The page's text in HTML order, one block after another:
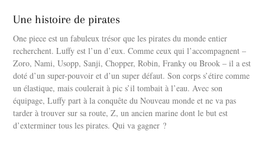
Une histoire de pirates
One piece est un fabuleux trésor que les pirates du monde entier
recherchent. Luffy est l’un d’eux. Comme ceux qui l’accompagnent –
Zoro, Nami, Usopp, Sanji, Chopper, Robin, Franky ou Brook – il a est
doté d’un super-pouvoir et d’un super défaut. Son corps s’étire comme
un élastique, mais coulerait à pic s’il tombait à l’eau. Avec son
équipage, Luffy part à la conquête du Nouveau monde et ne va pas
tarder à trouver sur sa route, Z, un ancien marine dont le but est
d’exterminer tous les pirates. Qui va gagner ?